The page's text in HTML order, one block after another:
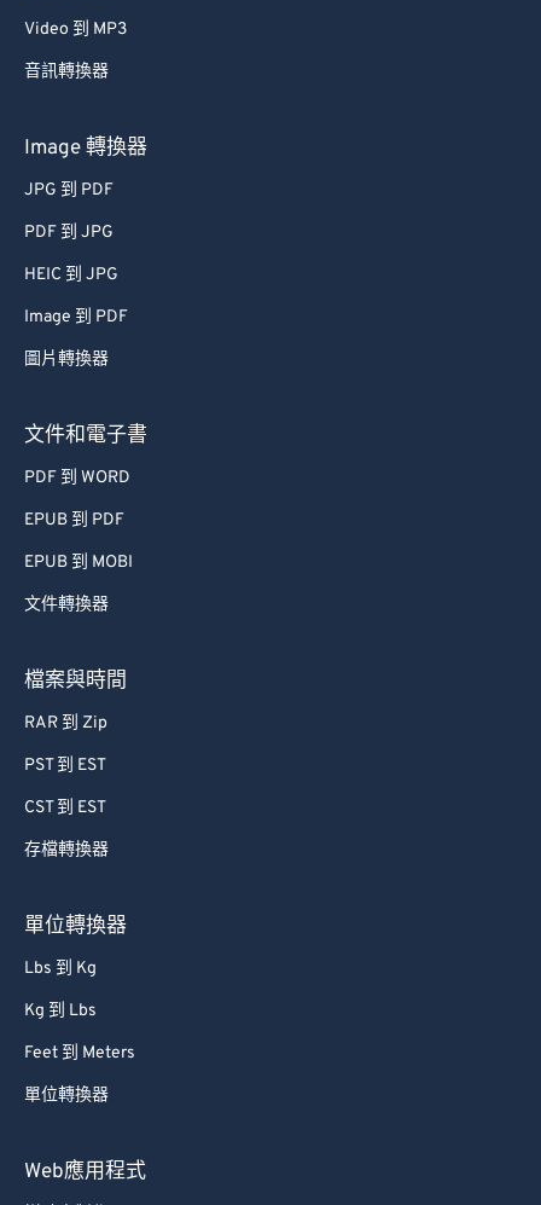
Video 到 MP3
音訊轉換器
Image 轉換器
JPG 到 PDF
PDF 到 JPG
HEIC 到 JPG
Image 到 PDF
圖片轉換器
文件和電子書
PDF 到 WORD
EPUB 到 PDF
EPUB 到 MOBI
文件轉換器
檔案與時間
RAR 到 Zip
PST 到 EST
CST 到 EST
存檔轉換器
單位轉換器
Lbs 到 Kg
Kg 到 Lbs
Feet 到 Meters
單位轉換器
Web應用程式